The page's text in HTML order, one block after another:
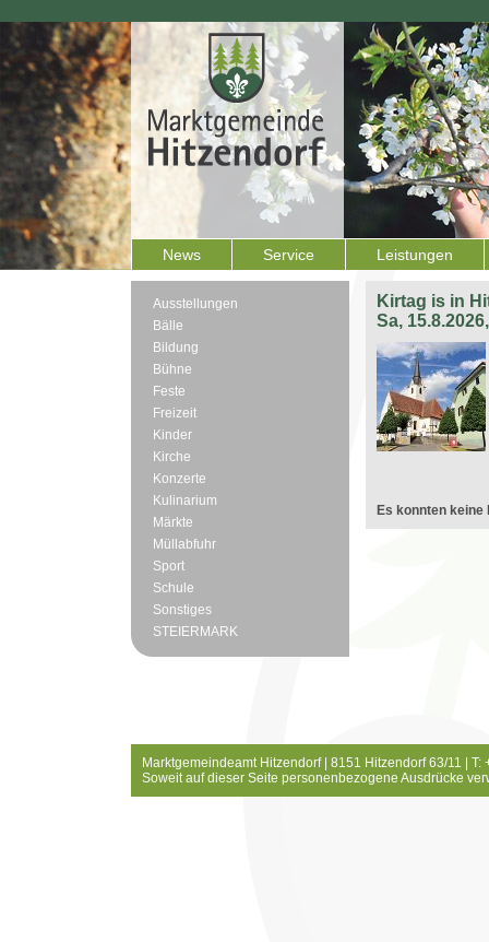
News Service Leistungen
Ausstellungen
Bälle
Bildung
Bühne
Feste
Freizeit
Kinder
Kirche
Konzerte
Kulinarium
Märkte
Müllabfuhr
Sport
Schule
Sonstiges
STEIERMARK
Kirtag is in
Sa,
Es konnten keine
Marktgemeindeamt Hitzendorf | 8151 Hitzendorf 63/11 |
Soweit auf dieser Seite personenbezogene Ausdrücke